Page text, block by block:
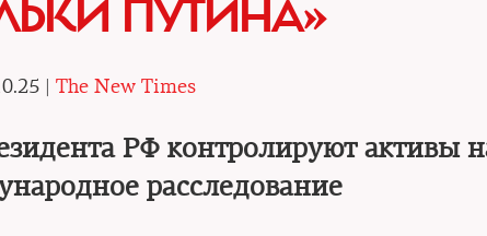
ПУТИНА»
| The New Times
РФ контролируют активы
расследование